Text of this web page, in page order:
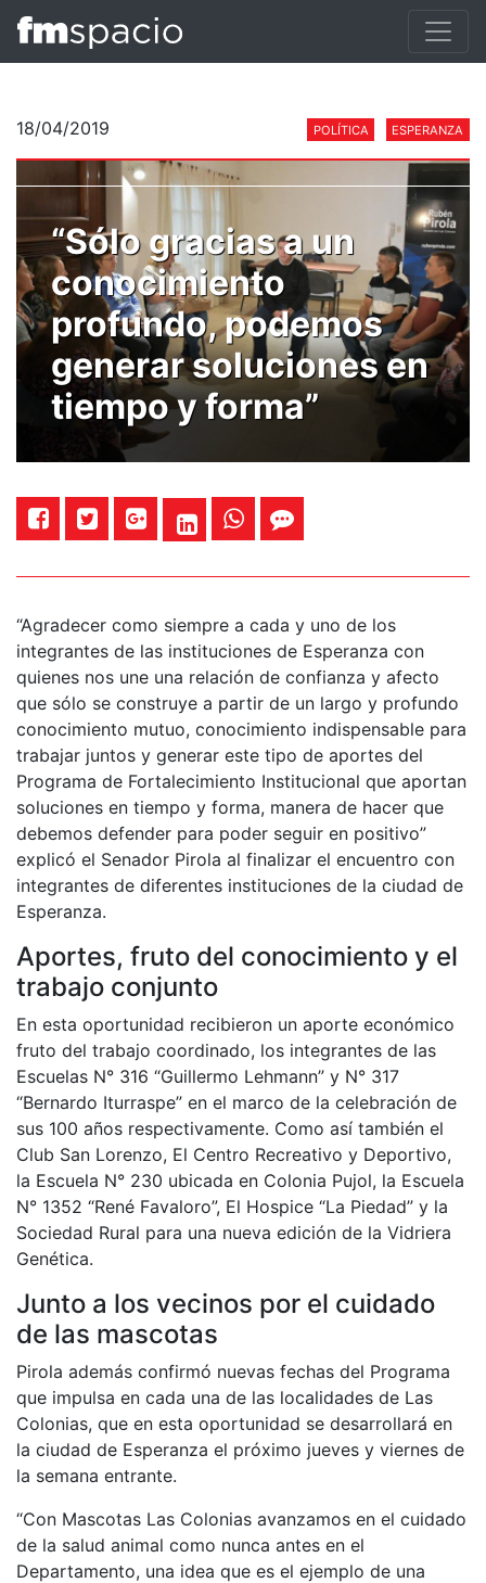
18/04/2019 POLÍTICA ESPERANZA
“Sólo gracias a un
conocimiento
profundo, podemos
generar soluciones en
tiempo y forma”
“Agradecer como siempre a cada y uno de los
integrantes de las instituciones de Esperanza con
quienes nos une una relación de confianza y afecto
que sólo se construye a partir de un largo y profundo
conocimiento mutuo, conocimiento indispensable para
trabajar juntos y generar este tipo de aportes del
Programa de Fortalecimiento Institucional que aportan
soluciones en tiempo y forma, manera de hacer que
debemos defender para poder seguir en positivo”
explicó el Senador Pirola al finalizar el encuentro con
integrantes de diferentes instituciones de la ciudad de
Esperanza.
Aportes, fruto del conocimiento y el
trabajo conjunto
En esta oportunidad recibieron un aporte económico
fruto del trabajo coordinado, los integrantes de las
Escuelas N° 316 “Guillermo Lehmann” y N° 317
“Bernardo Iturraspe” en el marco de la celebración de
sus 100 años respectivamente. Como así también el
Club San Lorenzo, El Centro Recreativo y Deportivo,
la Escuela N° 230 ubicada en Colonia Pujol, la Escuela
N° 1352 “René Favaloro”, El Hospice “La Piedad” y la
Sociedad Rural para una nueva edición de la Vidriera
Genética.
Junto a los vecinos por el cuidado
de las mascotas
Pirola además confirmó nuevas fechas del Programa
que impulsa en cada una de las localidades de Las
Colonias, que en esta oportunidad se desarrollará en
la ciudad de Esperanza el próximo jueves y viernes de
la semana entrante.
“Con Mascotas Las Colonias avanzamos en el cuidado
de la salud animal como nunca antes en el
Departamento, una idea que es el ejemplo de una